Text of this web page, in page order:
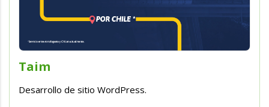
Taim
Desarrollo de sitio WordPress.